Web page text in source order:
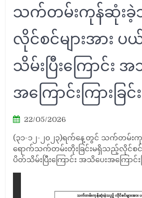
သက်တမ်းကုန်ဆုံး
လိုင်စင်များအား
သိမ်းပြီးကြောင်း
အကြောင်းကြားခြင်း
22/05/2026
(၃၁-၁၂-၂၀၂၃)ရက်နေ့တွင် သက်တမ်းကု
ရောက်သက်တမ်းတိုးခြင်းမရှိသည့်လိုင်စင်
ပိတ်သိမ်းပြီးကြောင်း အသိပေးအကြောင်